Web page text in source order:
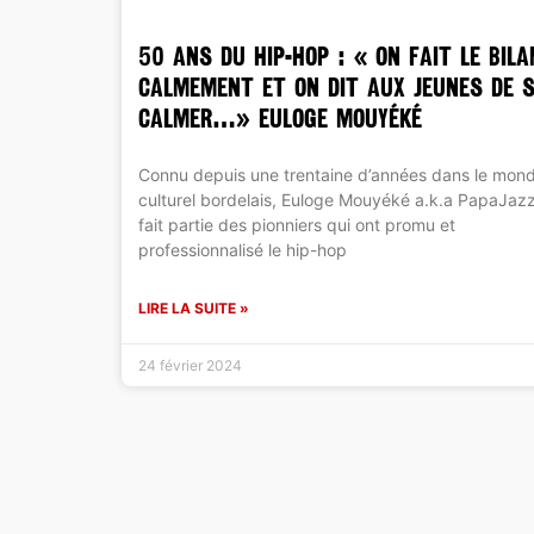
50 ANS DU HIP-HOP : « On fait le
calmement et on dit aux jeunes de
calmer…» Euloge Mouyéké
Connu depuis une trentaine d’années dans le
culturel bordelais, Euloge Mouyéké a.k.a PapaJazz
fait partie des pionniers qui ont promu et
professionnalisé le hip-hop
LIRE LA SUITE »
24 février 2024